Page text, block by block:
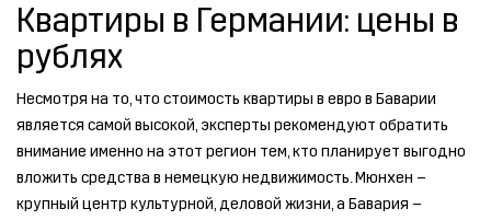
Квартиры в Германии: цены в
рублях
Несмотря на то, что стоимость квартиры в евро в Баварии
является самой высокой, эксперты рекомендуют обратить
внимание именно на этот регион тем, кто планирует выгодно
вложить средства в немецкую недвижимость. Мюнхен –
крупный центр культурной, деловой жизни, а Бавария –